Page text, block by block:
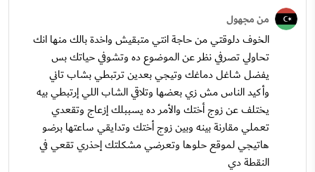
من مجهول
الخوف دلوقتي من حاجة انتي متبقيش واخدة بالك منها انك
تحاولي تصرفي نظر عن الموضوع ده وتشوفي حياتك بس
يفضل شاغل دماغك وتيجي بعدين ترتبطي بشاب تاني
وأكيد الناس مش زي بعضها وتلاقي الشاب اللي إرتبطي بيه
يختلف عن زوج أختك والأمر ده يسببلك إزعاج وتقعدي
تعملي مقارنة بينه وبين زوج أختك وتدايقي ساعتها برضو
هاتيجي لموقع حلوها وتعرضي مشكلتك إحذري تقعي في
النقطة دي